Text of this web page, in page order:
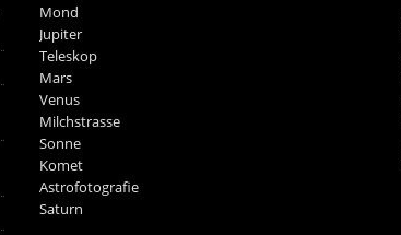
Mond
Jupiter
Teleskop
Mars
Venus
Milchstrasse
Sonne
Komet
Astrofotografie
Saturn